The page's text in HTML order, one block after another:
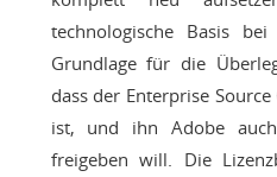
technologische Basis
Grundlage für die
dass der Enterprise
ist, und ihn Adobe
freigeben will. Die